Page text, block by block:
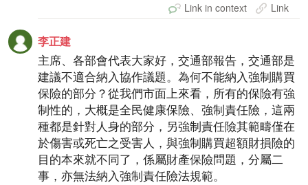
Link in context Link
李正建
主席、各部會代表大家好，交通部報告，交通部是
建議不適合納入協作議題。為何不能納入強制購買
保險的部分？從我們市面上來看，所有的保險有強
制性的，大概是全民健康保險、強制責任險，這兩
種都是針對人身的部分，另強制責任險其範疇僅在
於傷害或死亡之受害人，與強制購買超額財損險的
目的本來就不同了，係屬財產保險問題，分屬二
事，亦無法納入強制責任險法規範。